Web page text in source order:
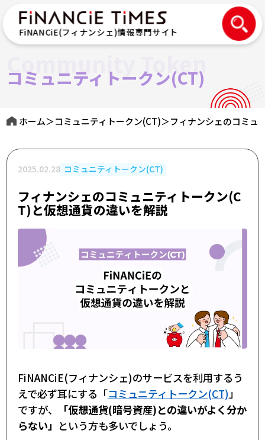
FiNANCiE(フィナンシェ)情報専門サイト
コミュニティトークン(CT)
Community Token
ホーム＞コミュニティトークン(CT)＞フィナンシェのコミュ
2025.02.28 コミュニティトークン(CT)
フィナンシェのコミュニティトークン(C
T)と仮想通貨の違いを解説
FiNANCiE(フィナンシェ)のサービスを利用するう
えで必ず耳にする「コミュニティトークン(CT) 」
ですが、
「仮想通貨(暗号資産)との違いがよく分か
らない」 という方も多いでしょう。